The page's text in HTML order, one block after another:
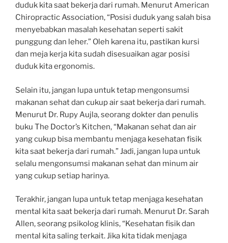
duduk kita saat bekerja dari rumah. Menurut American
Chiropractic Association, “Posisi duduk yang salah bisa
menyebabkan masalah kesehatan seperti sakit
punggung dan leher.” Oleh karena itu, pastikan kursi
dan meja kerja kita sudah disesuaikan agar posisi
duduk kita ergonomis.
Selain itu, jangan lupa untuk tetap mengonsumsi
makanan sehat dan cukup air saat bekerja dari rumah.
Menurut Dr. Rupy Aujla, seorang dokter dan penulis
buku The Doctor’s Kitchen, “Makanan sehat dan air
yang cukup bisa membantu menjaga kesehatan fisik
kita saat bekerja dari rumah.” Jadi, jangan lupa untuk
selalu mengonsumsi makanan sehat dan minum air
yang cukup setiap harinya.
Terakhir, jangan lupa untuk tetap menjaga kesehatan
mental kita saat bekerja dari rumah. Menurut Dr. Sarah
Allen, seorang psikolog klinis, “Kesehatan fisik dan
mental kita saling terkait. Jika kita tidak menjaga